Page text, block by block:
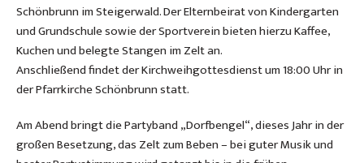
Schönbrunn im Steigerwald. Der Elternbeirat von Kindergarten
und Grundschule sowie der Sportverein bieten hierzu Kaffee,
Kuchen und belegte Stangen im Zelt an.
Anschließend findet der Kirchweihgottesdienst um 18:00 Uhr in
der Pfarrkirche Schönbrunn statt.
Am Abend bringt die Partyband „Dorfbengel“, dieses Jahr in der
großen Besetzung, das Zelt zum Beben – bei guter Musik und